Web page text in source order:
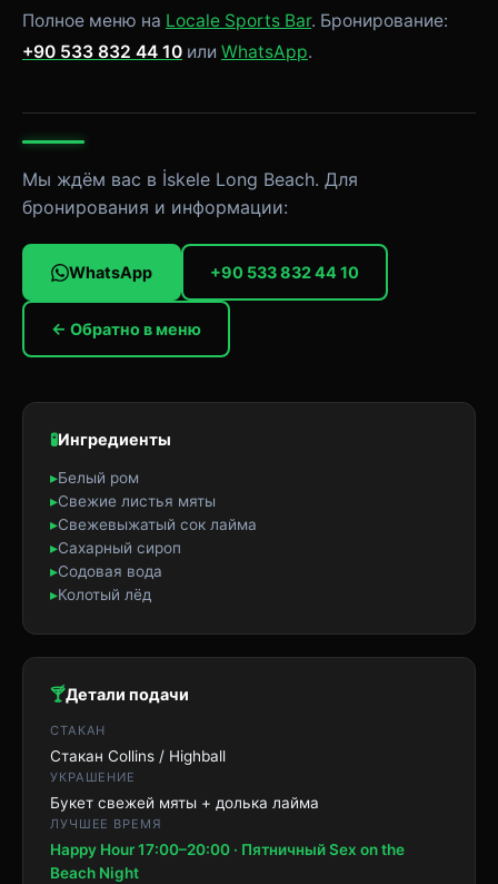
Полное меню на Locale Sports Bar. Бронирование:
+90 533 832 44 10 или WhatsApp.
Мы ждём вас в İskele Long Beach. Для
бронирования и информации:
WhatsApp +90 533 832 44 10
← Обратно в меню
🧪Ингредиенты
▸Белый ром
▸Свежие листья мяты
▸Свежевыжатый сок лайма
▸Сахарный сироп
▸Содовая вода
▸Колотый лёд
🍸Детали подачи
СТАКАН
Стакан Collins / Highball
УКРАШЕНИЕ
Букет свежей мяты + долька лайма
ЛУЧШЕЕ ВРЕМЯ
Happy Hour 17:00–20:00 · Пятничный Sex on the
Beach Night